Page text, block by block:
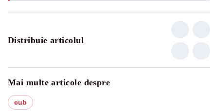
Distribuie articolul
Mai multe articole despre
cub